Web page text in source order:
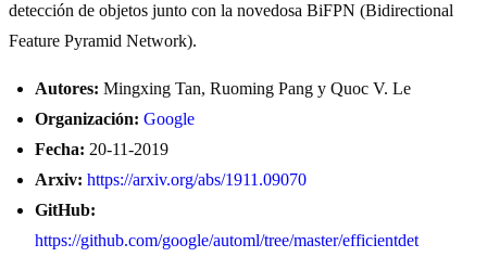
detección de objetos junto con la novedosa BiFPN (Bidirectional
Feature Pyramid Network).
Autores: Mingxing Tan, Ruoming Pang y Quoc V. Le
Organización: Google
Fecha: 20-11-2019
Arxiv: https://arxiv.org/abs/1911.09070
GitHub:
https://github.com/google/automl/tree/master/efficientdet